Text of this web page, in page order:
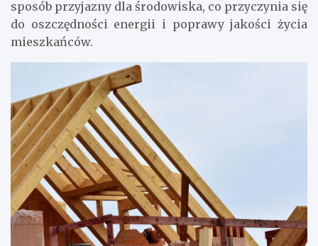
sposób przyjazny dla środowiska, co przyczynia się
do oszczędności energii i poprawy jakości życia
mieszkańców.